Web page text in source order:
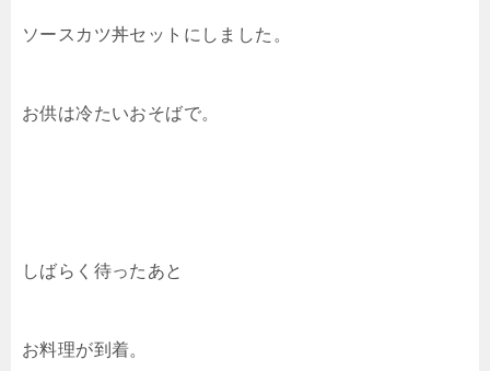
ソースカツ丼セットにしました。
お供は冷たいおそばで。
しばらく待ったあと
お料理が到着。